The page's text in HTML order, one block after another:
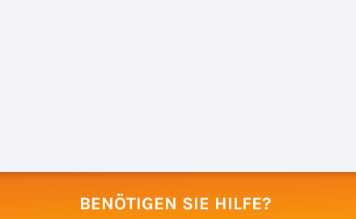
BENÖTIGEN SIE HILFE?